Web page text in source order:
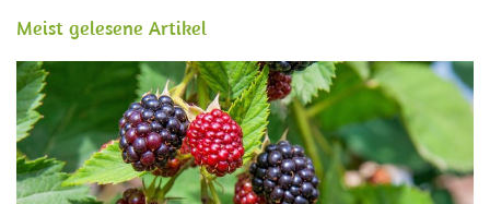
Meist gelesene Artikel